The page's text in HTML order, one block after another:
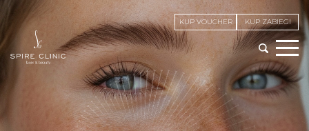
KUP VOUCHER KUP ZABIEGI